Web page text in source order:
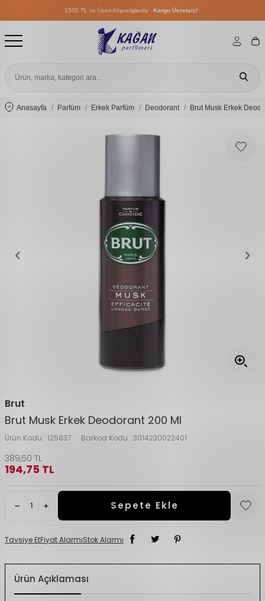
1500 TL ve Üzeri Alışverişlerde Kargo Ücretsiz!
1500 TL ve Üzeri Alışverişlerde
1500 TL ve Üzeri Alışverişlerde
Anasayfa Parfüm Erkek Parfüm Deodorant Brut Musk Erkek
Brut
Brut Musk Erkek Deodorant 200 Ml
Ürün Kodu : 125837 Barkod Kodu : 3014230022401
389,50 TL
194,75 TL
Sepete Ekle
Tavsiye EtFiyat AlarmıStok Alarmı
Ürün Açıklaması